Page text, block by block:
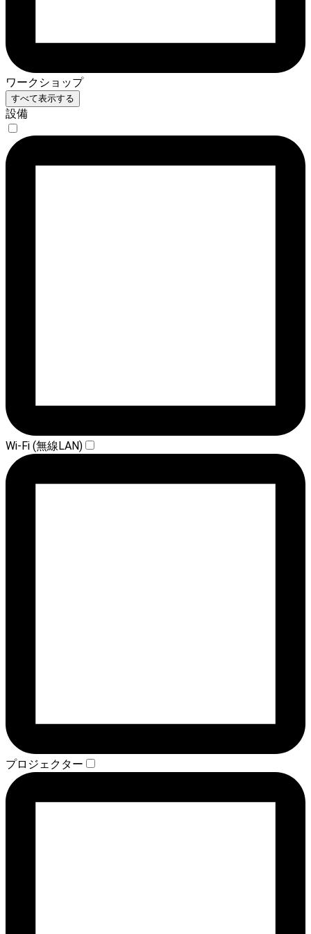
ワークショップ
すべて表示する
設備
Wi-Fi (無線LAN)
プロジェクター